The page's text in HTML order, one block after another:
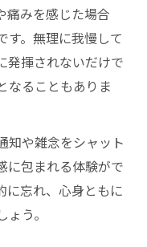
痛みを感じた場合
す。無理に我慢して
発揮されないだけで
なることもありま
知や雑念をシャット
に包まれる体験がで
に忘れ、心身ともに
う。